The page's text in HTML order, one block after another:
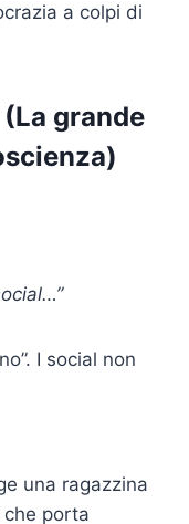
a colpi di
(La grande
I social non
una ragazzina
che porta